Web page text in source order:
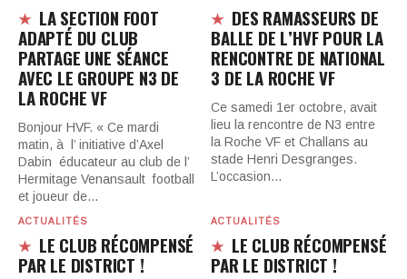
LA SECTION FOOT
ADAPTÉ DU CLUB
PARTAGE UNE SÉANCE
AVEC LE GROUPE N3 DE
LA ROCHE VF
Bonjour HVF. « Ce mardi
matin, à l’ initiative d’Axel
Dabin éducateur au club de l’
Hermitage Venansault football
et joueur de…
DES RAMASSEURS DE
BALLE DE L’HVF POUR LA
RENCONTRE DE NATIONAL
3 DE LA ROCHE VF
Ce samedi 1er octobre, avait
lieu la rencontre de N3 entre
la Roche VF et Challans au
stade Henri Desgranges.
L’occasion…
ACTUALITÉS
LE CLUB RÉCOMPENSÉ
PAR LE DISTRICT !
ACTUALITÉS
LE CLUB RÉCOMPENSÉ
PAR LE DISTRICT !